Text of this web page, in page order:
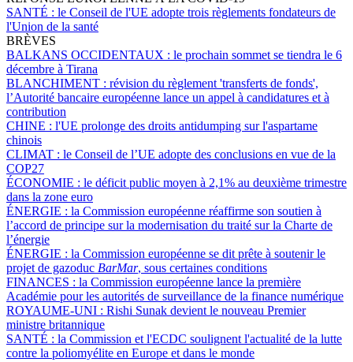
SANTÉ : le Conseil de l'UE adopte trois règlements fondateurs de
l'Union de la santé
BRÈVES
BALKANS OCCIDENTAUX : le prochain sommet se tiendra le 6
décembre à Tirana
BLANCHIMENT : révision du règlement 'transferts de fonds',
l’Autorité bancaire européenne lance un appel à candidatures et à
contribution
CHINE : l'UE prolonge des droits antidumping sur l'aspartame
chinois
CLIMAT : le Conseil de l’UE adopte des conclusions en vue de la
COP27
ÉCONOMIE : le déficit public moyen à 2,1% au deuxième trimestre
dans la zone euro
ÉNERGIE : la Commission européenne réaffirme son soutien à
l’accord de principe sur la modernisation du traité sur la Charte de
l’énergie
ÉNERGIE : la Commission européenne se dit prête à soutenir le
projet de gazoduc BarMar, sous certaines conditions
FINANCES : la Commission européenne lance la première
Académie pour les autorités de surveillance de la finance numérique
ROYAUME-UNI : Rishi Sunak devient le nouveau Premier
ministre britannique
SANTÉ : la Commission et l'ECDC soulignent l'actualité de la lutte
contre la poliomyélite en Europe et dans le monde